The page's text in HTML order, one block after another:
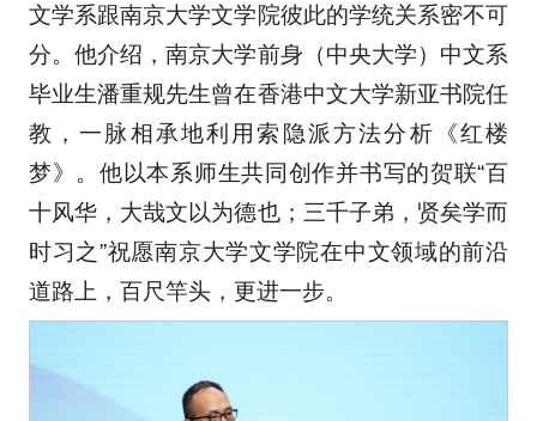
文学系跟南京大学文学院彼此的学统关系密不可
分。他介绍，南京大学前身（中央大学）中文系
毕业生潘重规先生曾在香港中文大学新亚书院任
教，一脉相承地利用索隐派方法分析《红楼
梦》。他以本系师生共同创作并书写的贺联“百
十风华，大哉文以为德也；三千子弟，贤矣学而
时习之”祝愿南京大学文学院在中文领域的前沿
道路上，百尺竿头，更进一步。